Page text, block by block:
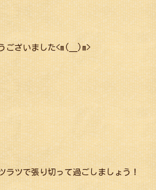
ございました<m(__)m>
ラツで張り切って過ごしましょう！